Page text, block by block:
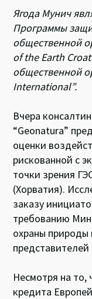
Ягода Мунич
Программы
общественной
of the Earth
общественной
International”.
Вчера
“Geonatura”
оценки
рискованной с
точки зрения
(Хорватия).
заказу
требованию
охраны природы
Несмотря на то,
кредита